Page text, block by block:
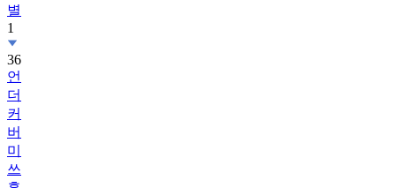
별
1
36
언
더
커
버
미
쓰